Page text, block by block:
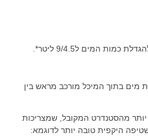
מים בתוך המיכל מורכב מראש בין
מהסטנדרט המקובל, שמצריכות
היקפית טובה יותר לדוגמא: